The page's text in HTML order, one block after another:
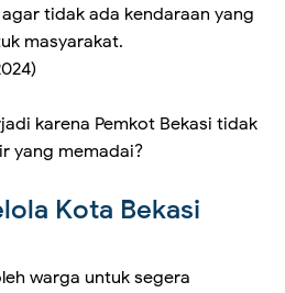
tidak ada kendaraan yang
masyarakat.
karena Pemkot Bekasi tidak
yang memadai?
Kota Bekasi
warga untuk segera